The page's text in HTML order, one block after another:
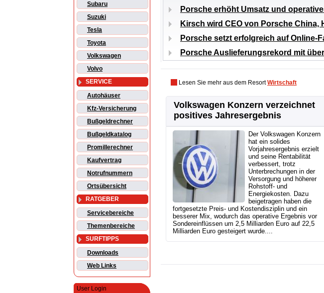
Subaru
Suzuki
Tesla
Toyota
Volkswagen
Volvo
SERVICE
Autohäuser
Kfz-Versicherung
Bußgeldrechner
Bußgeldkatalog
Promillerechner
Kaufvertrag
Notrufnummern
Ortsübersicht
RATGEBER
Servicebereiche
Themenbereiche
SURFTIPPS
Downloads
Web Links
User Login
Porsche erhöht Umsatz und
Kirsch wird CEO von Porsche China,
Porsche setzt erfolgreich auf Online-
Porsche Auslieferungsrekord mit
Lesen Sie mehr aus dem ResortWirtschaft
Volkswagen Konzern verzeichnet
positives Jahresergebnis
Der Volkswagen Konzern
hat ein solides
Vorjahresergebnis erzielt
und seine Rentabilität
verbessert, trotz
Unterbrechungen in der
Versorgung und höherer
Rohstoff- und
Energiekosten. Dazu
beigetragen haben die
fortgesetzte Preis- und Kostendisziplin und ein
besserer Mix, wodurch das operative Ergebnis vor
Sondereinflüssen um 2,5 Milliarden Euro auf 22,5
Milliarden Euro gesteigert wurde....